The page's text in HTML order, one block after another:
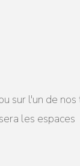
sur l'un de nos
les espaces